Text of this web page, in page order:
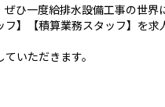
ひ一度給排水設備工事の世界
】【積算業務スタッフ】を求
いただきます。